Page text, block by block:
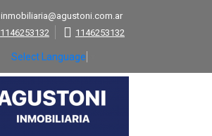
inmobiliaria@agustoni.com.ar
1146253132
1146253132
Select Language